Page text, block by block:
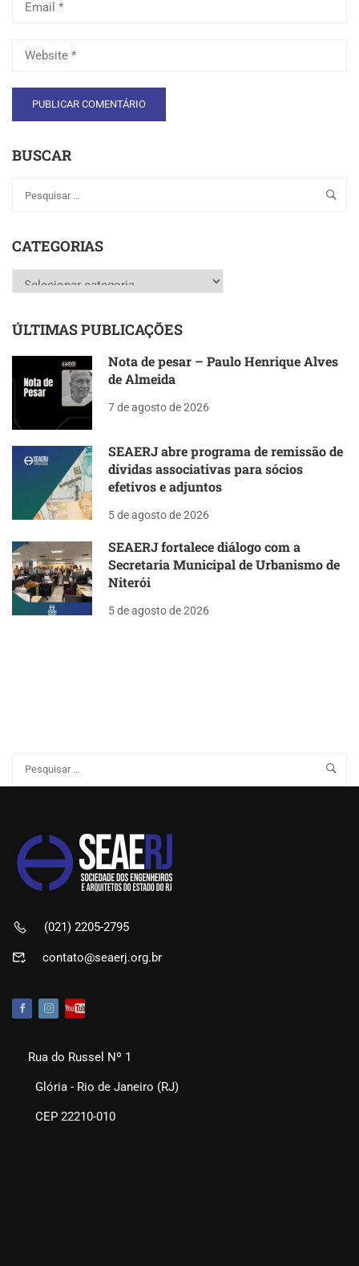
BUSCAR
CATEGORIAS
Categorias
ÚLTIMAS PUBLICAÇÕES
Nota de pesar – Paulo Henrique Alves
de Almeida
7 de agosto de 2026
SEAERJ abre programa de remissão de
dívidas associativas para sócios
efetivos e adjuntos
5 de agosto de 2026
SEAERJ fortalece diálogo com a
Secretaria Municipal de Urbanismo de
Niterói
5 de agosto de 2026
(021) 2205-2795
contato@seaerj.org.br
Rua do Russel Nº 1
Glória - Rio de Janeiro (RJ)
CEP 22210-010